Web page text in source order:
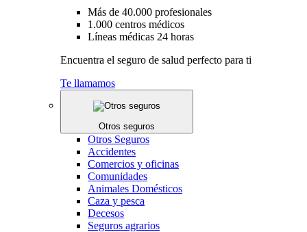
Más de 40.000 profesionales
1.000 centros médicos
Líneas médicas 24 horas
Encuentra el seguro de salud perfecto para ti
Te llamamos
Otros seguros
Otros Seguros
Accidentes
Comercios y oficinas
Comunidades
Animales Domésticos
Caza y pesca
Decesos
Seguros agrarios